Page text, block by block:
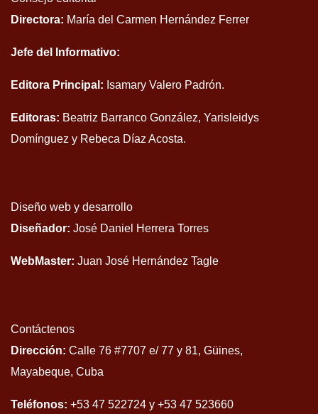
Directora: María del Carmen Hernández Ferrer
Jefe del Informativo:
Editora Principal: Isamary Valero Padrón.
Editoras: Beatriz Barranco González, Yarisleidys
Domínguez y Rebeca Díaz Acosta.
Diseño web y desarrollo
Diseñador: José Daniel Herrera Torres
WebMaster: Juan José Hernández Tagle
Contáctenos
Dirección: Calle 76 #7707 e/ 77 y 81, Güines,
Mayabeque, Cuba
Teléfonos: +53 47 522724 y +53 47 523660